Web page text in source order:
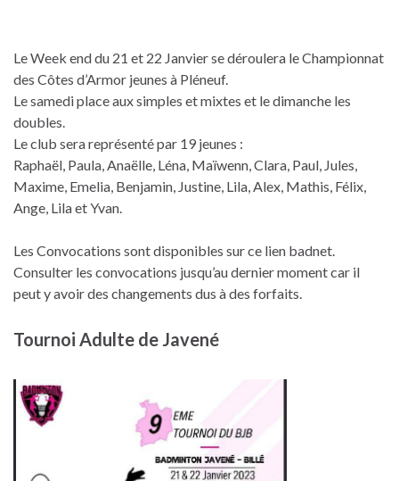
Le Week end du 21 et 22 Janvier se déroulera le Championnat
des Côtes d’Armor jeunes à Pléneuf.
Le samedi place aux simples et mixtes et le dimanche les
doubles.
Le club sera représenté par 19 jeunes :
Raphaël, Paula, Anaëlle, Léna, Maïwenn, Clara, Paul, Jules,
Maxime, Emelia, Benjamin, Justine, Lila, Alex, Mathis, Félix,
Ange, Lila et Yvan.
Les Convocations sont disponibles sur ce lien badnet.
Consulter les convocations jusqu’au dernier moment car il
peut y avoir des changements dus à des forfaits.
Tournoi Adulte de Javené